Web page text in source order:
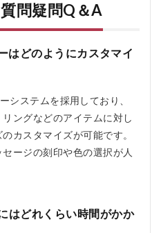
問疑問Q＆A
はどのようにカスタマイ
システムを採用しており、
ングなどのアイテムに対し
カスタマイズが可能です。
ージの刻印や色の選択が人
はどれくらい時間がかか